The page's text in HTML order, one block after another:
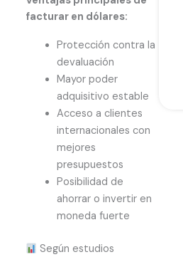
facturar en dólares:
Protección contra la
devaluación
Mayor poder
adquisitivo estable
Acceso a clientes
internacionales con
mejores
presupuestos
Posibilidad de
ahorrar o invertir en
moneda fuerte
Según estudios